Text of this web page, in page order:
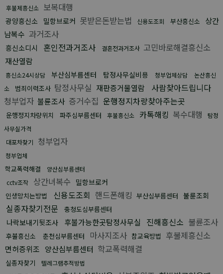
후불제흥신소 보복대행
광양흥신소 밀항브로커 못받은돈받는법 신용도조회 부산흥신소
상간
남복수 과거조사
흥신소디시 혼인전과거조사 결혼전과거조사 고민바로해결흥신소
재산열람
흥신소24시상담 부산심부름센터 탐정사무실비용 청부업체상담
논산흥신
소
범죄이력조사 탐정사무실 재판증거물열람
사람찾아드립니다
청부업자 불륜조사 증거수집 운행정지차량찾아주는곳
운행정지차량위치 파주심부름센터 후불흥신소 카톡해킹 복수대행
탐정
사무실가격
대포차찾기
청부업자
청부업체
학교폭력해결
양산심부름센터
cctv조작
상간녀복수 밀항브로커
인생망치는방법 신용도조회 핸드폰해킹 부산심부름센터 불륜조회
실종자찾기전문 충청도심부름센터
나락보내기뒷조사 후불가능한곳탐정사무실 진해흥신소 불륜조사
후불흥신소 춘천심부름센터 마사지조사 참교육방법 후불제흥신소
면허증위조 양산심부름센터 학교폭력해결
실종자찾기
텔레그램추적방법